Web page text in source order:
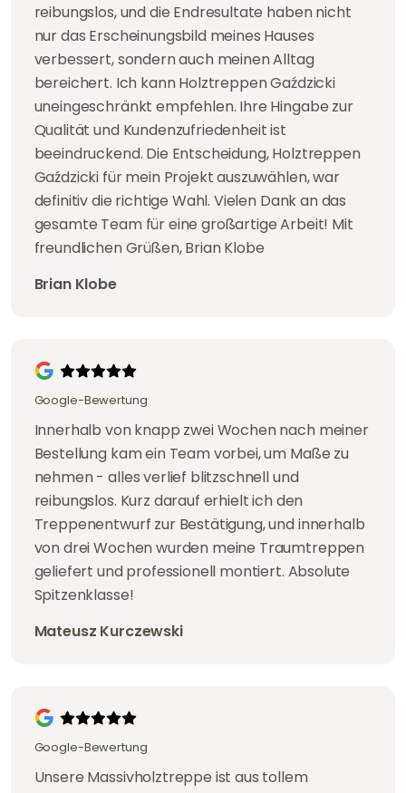
reibungslos, und die Endresultate haben nicht
nur das Erscheinungsbild meines Hauses
verbessert, sondern auch meinen Alltag
bereichert. Ich kann Holztreppen Gaździcki
uneingeschränkt empfehlen. Ihre Hingabe zur
Qualität und Kundenzufriedenheit ist
beeindruckend. Die Entscheidung, Holztreppen
Gaździcki für mein Projekt auszuwählen, war
definitiv die richtige Wahl. Vielen Dank an das
gesamte Team für eine großartige Arbeit! Mit
freundlichen Grüßen, Brian Klobe
Brian Klobe
Google-Bewertung
Innerhalb von knapp zwei Wochen nach meiner
Bestellung kam ein Team vorbei, um Maße zu
nehmen - alles verlief blitzschnell und
reibungslos. Kurz darauf erhielt ich den
Treppenentwurf zur Bestätigung, und innerhalb
von drei Wochen wurden meine Traumtreppen
geliefert und professionell montiert. Absolute
Spitzenklasse!
Mateusz Kurczewski
Google-Bewertung
Unsere Massivholztreppe ist aus tollem